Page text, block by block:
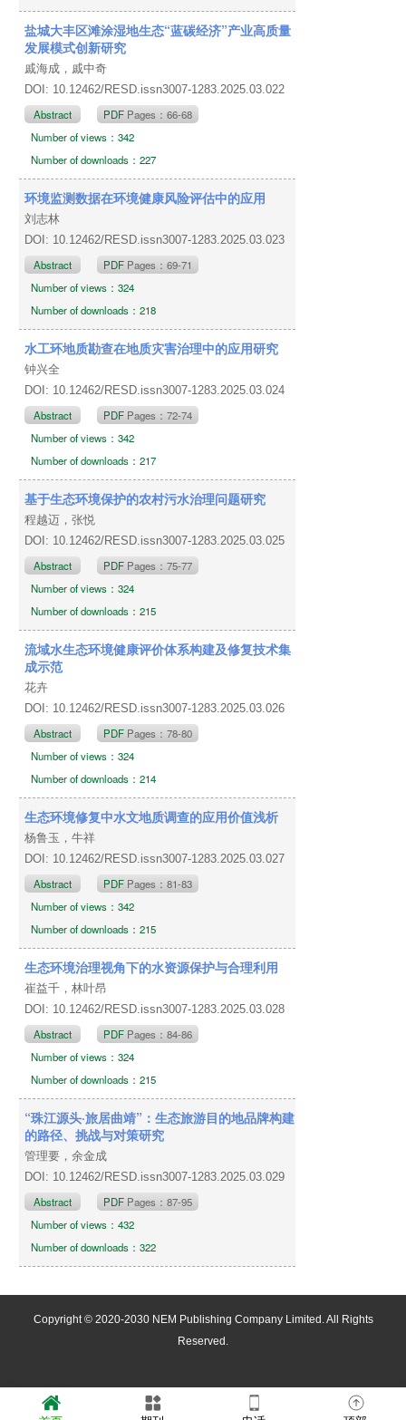
盐城大丰区滩涂湿地生态“蓝碳经济”产业高质量
发展模式创新研究
戚海成，戚中奇
DOI: 10.12462/RESD.issn3007-1283.2025.03.022
Abstract PDF Pages：66-68
Number of views：342
Number of downloads：227
环境监测数据在环境健康风险评估中的应用
刘志林
DOI: 10.12462/RESD.issn3007-1283.2025.03.023
Abstract PDF Pages：69-71
Number of views：324
Number of downloads：218
水工环地质勘查在地质灾害治理中的应用研究
钟兴全
DOI: 10.12462/RESD.issn3007-1283.2025.03.024
Abstract PDF Pages：72-74
Number of views：342
Number of downloads：217
基于生态环境保护的农村污水治理问题研究
程越迈，张悦
DOI: 10.12462/RESD.issn3007-1283.2025.03.025
Abstract PDF Pages：75-77
Number of views：324
Number of downloads：215
流域水生态环境健康评价体系构建及修复技术集
成示范
花卉
DOI: 10.12462/RESD.issn3007-1283.2025.03.026
Abstract PDF Pages：78-80
Number of views：324
Number of downloads：214
生态环境修复中水文地质调查的应用价值浅析
杨鲁玉，牛祥
DOI: 10.12462/RESD.issn3007-1283.2025.03.027
Abstract PDF Pages：81-83
Number of views：342
Number of downloads：215
生态环境治理视角下的水资源保护与合理利用
崔益千，林叶昂
DOI: 10.12462/RESD.issn3007-1283.2025.03.028
Abstract PDF Pages：84-86
Number of views：324
Number of downloads：215
“珠江源头·旅居曲靖”：生态旅游目的地品牌构建
的路径、挑战与对策研究
管理要，余金成
DOI: 10.12462/RESD.issn3007-1283.2025.03.029
Abstract PDF Pages：87-95
Number of views：432
Number of downloads：322
Copyright © 2020-2030 NEM Publishing Company Limited. All Rights
Reserved.